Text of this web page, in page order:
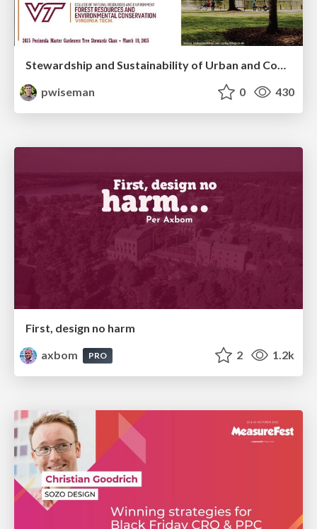
Stewardship and Sustainability of Urban and Community Forests
pwiseman
0 430
First, design no harm
axbom
PRO 2 1.2k